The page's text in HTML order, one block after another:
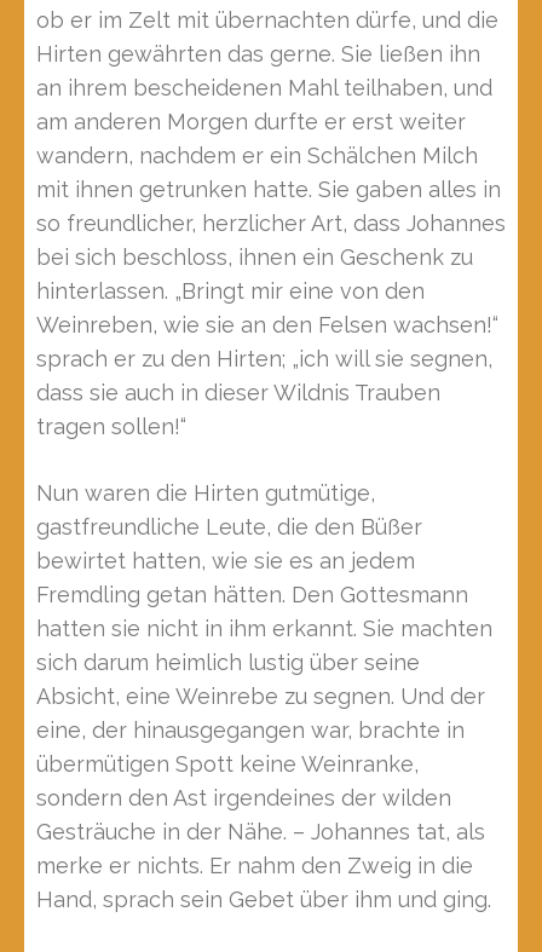
ob er im Zelt mit übernachten dürfe, und die
Hirten gewährten das gerne. Sie ließen ihn
an ihrem bescheidenen Mahl teilhaben, und
am anderen Morgen durfte er erst weiter
wandern, nachdem er ein Schälchen Milch
mit ihnen getrunken hatte. Sie gaben alles in
so freundlicher, herzlicher Art, dass Johannes
bei sich beschloss, ihnen ein Geschenk zu
hinterlassen. „Bringt mir eine von den
Weinreben, wie sie an den Felsen wachsen!“
sprach er zu den Hirten; „ich will sie segnen,
dass sie auch in dieser Wildnis Trauben
tragen sollen!“
Nun waren die Hirten gutmütige,
gastfreundliche Leute, die den Büßer
bewirtet hatten, wie sie es an jedem
Fremdling getan hätten. Den Gottesmann
hatten sie nicht in ihm erkannt. Sie machten
sich darum heimlich lustig über seine
Absicht, eine Weinrebe zu segnen. Und der
eine, der hinausgegangen war, brachte in
übermütigen Spott keine Weinranke,
sondern den Ast irgendeines der wilden
Gesträuche in der Nähe. – Johannes tat, als
merke er nichts. Er nahm den Zweig in die
Hand, sprach sein Gebet über ihm und ging.